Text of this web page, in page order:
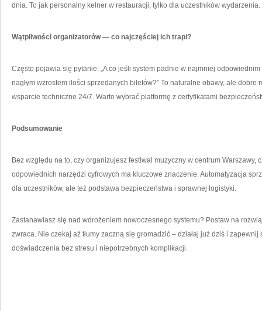
dnia. To jak personalny kelner w restauracji, tylko dla uczestników wydarzenia.
Wątpliwości organizatorów — co najczęściej ich trapi?
Często pojawia się pytanie: „A co jeśli system padnie w najmniej
nagłym wzrostem ilości sprzedanych biletów?” To naturalne obawy, ale
wsparcie techniczne 24/7. Warto wybrać platformę z certyfikatami
Podsumowanie
Bez względu na to, czy organizujesz festiwal muzyczny w centrum
odpowiednich narzędzi cyfrowych ma kluczowe znaczenie. Automatyzacja
dla uczestników, ale też podstawa bezpieczeństwa i sprawnej logistyki.
Zastanawiasz się nad wdrożeniem nowoczesnego systemu? Postaw na
zwraca. Nie czekaj aż tłumy zaczną się gromadzić – działaj już dziś i
doświadczenia bez stresu i niepotrzebnych komplikacji.